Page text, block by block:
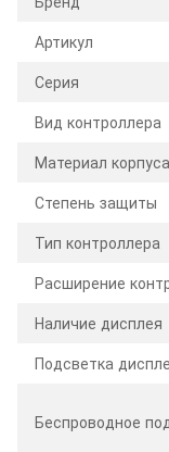
Артикул
Серия
Вид контроллера
Материал корпуса
Степень защиты
Тип контроллера
Расширение
Наличие дисплея
Подсветка
Беспроводное